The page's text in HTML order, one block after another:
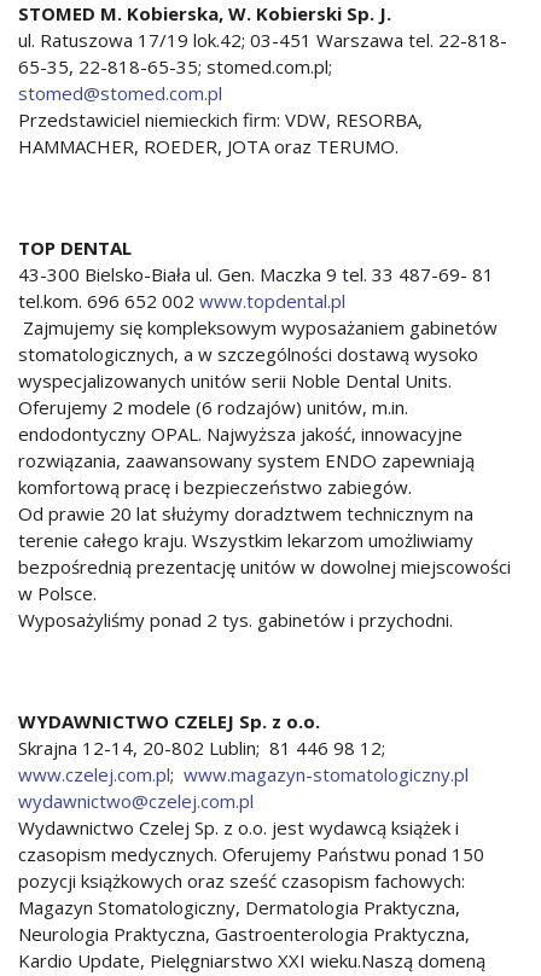
STOMED M. Kobierska, W. Kobierski Sp. J.
ul. Ratuszowa 17/19 lok.42; 03-451 Warszawa tel. 22-818-
65-35, 22-818-65-35; stomed.com.pl;
stomed@stomed.com.pl
Przedstawiciel niemieckich firm: VDW, RESORBA,
HAMMACHER, ROEDER, JOTA oraz TERUMO.
TOP DENTAL
43-300 Bielsko-Biała ul. Gen. Maczka 9 tel. 33 487-69- 81
tel.kom. 696 652 002 www.topdental.pl
Zajmujemy się kompleksowym wyposażaniem gabinetów
stomatologicznych, a w szczególności dostawą wysoko
wyspecjalizowanych unitów serii Noble Dental Units.
Oferujemy 2 modele (6 rodzajów) unitów, m.in.
endodontyczny OPAL. Najwyższa jakość, innowacyjne
rozwiązania, zaawansowany system ENDO zapewniają
komfortową pracę i bezpieczeństwo zabiegów.
Od prawie 20 lat służymy doradztwem technicznym na
terenie całego kraju. Wszystkim lekarzom umożliwiamy
bezpośrednią prezentację unitów w dowolnej miejscowości
w Polsce.
Wyposażyliśmy ponad 2 tys. gabinetów i przychodni.
WYDAWNICTWO CZELEJ Sp. z o.o.
Skrajna 12-14, 20-802 Lublin; 81 446 98 12;
www.czelej.com.pl; www.magazyn-stomatologiczny.pl
wydawnictwo@czelej.com.pl
Wydawnictwo Czelej Sp. z o.o. jest wydawcą książek i
czasopism medycznych. Oferujemy Państwu ponad 150
pozycji książkowych oraz sześć czasopism fachowych:
Magazyn Stomatologiczny, Dermatologia Praktyczna,
Neurologia Praktyczna, Gastroenterologia Praktyczna,
Kardio Update, Pielęgniarstwo XXI wieku.Naszą domeną